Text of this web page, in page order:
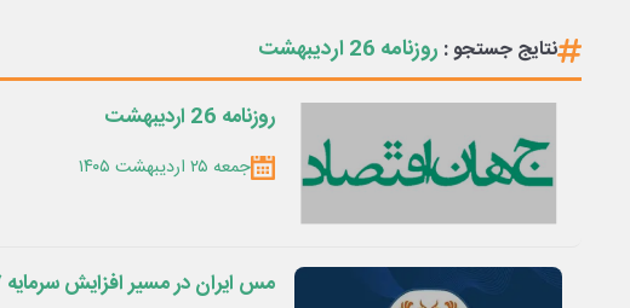
نتایج جستجو : روزنامه 26 اردیبهشت
روزنامه 26 اردیبهشت
جمعه ۲۵ اردیبهشت ۱۴۰۵
مس ایران در مسیر افزایش سرمایه ۳۷درصدی